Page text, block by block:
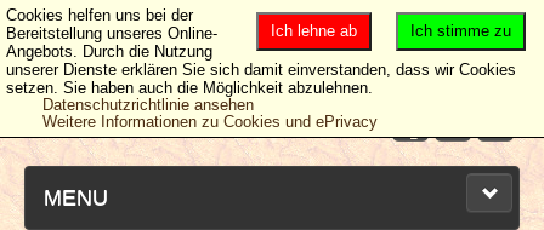
MENU
Ich stimme zu
Ich lehne ab
Cookies helfen uns bei der
Bereitstellung unseres Online-
Angebots. Durch die Nutzung
unserer Dienste erklären Sie sich damit einverstanden, dass wir Cookies
setzen. Sie haben auch die Möglichkeit abzulehnen.
Datenschutzrichtlinie ansehen
Weitere Informationen zu Cookies und ePrivacy